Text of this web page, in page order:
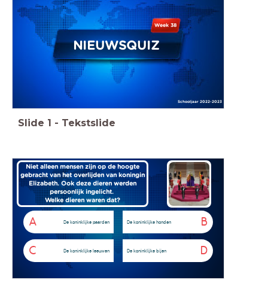
NIEUWSQUIZ
Week 38
Schooljaar 2022-2023
Slide 1 - Tekstslide
Niet alleen mensen zijn op de hoogte
gebracht van het overlijden van koningin
Elizabeth. Ook deze dieren werden
persoonlijk ingelicht.
Welke dieren waren dat?
A De koninklijke paarden B
De koninklijke honden
C De koninklijke leeuwen D
De koninklijke bijen